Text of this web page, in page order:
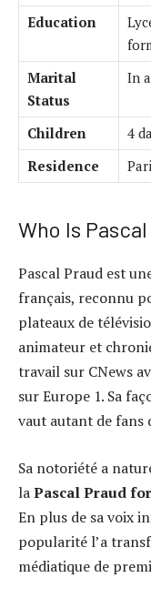
Education
Marital
Status
In
Children
4
Residence
Who Is
Pascal Praud est
français, reconnu
plateaux de
animateur et
travail sur CNews
sur Europe 1. Sa
vaut autant de fans
Sa notoriété a
laPascal Praud
En plus de sa voix
popularité l’a
médiatique de